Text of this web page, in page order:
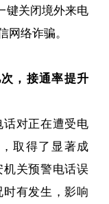
键关闭境外来电
络诈骗。
，接通率提升
对正在遭受电
取得了显著成
关预警电话误
有发生，影响